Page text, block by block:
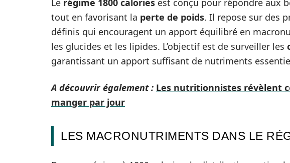
Le régime 1800 calories est conçu pour répondre aux
tout en favorisant la perte de poids. Il repose sur des
définis qui encouragent un apport équilibré en
les glucides et les lipides. L’objectif est de surveiller les
garantissant un apport suffisant de nutriments
A découvrir également : Les nutritionnistes révèlent
manger par jour
LES MACRONUTRIMENTS DANS LE